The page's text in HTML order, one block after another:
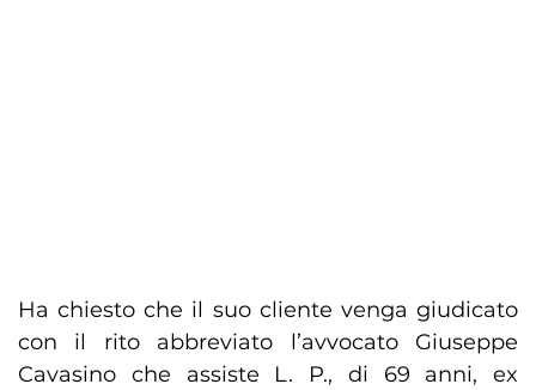
Ha chiesto che il suo cliente venga giudicato
con il rito abbreviato l’avvocato Giuseppe
Cavasino che assiste L. P., di 69 anni, ex